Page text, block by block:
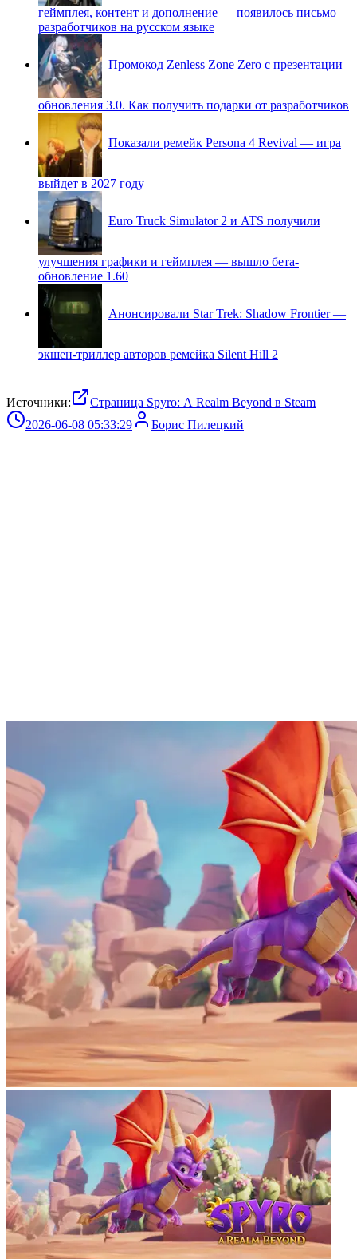
геймплея, контент и дополнение — появилось письмо
разработчиков на русском языке
Промокод Zenless Zone Zero с презентации
обновления 3.0. Как получить подарки от разработчиков
Показали ремейк Persona 4 Revival — игра
выйдет в 2027 году
Euro Truck Simulator 2 и ATS получили
улучшения графики и геймплея — вышло бета-
обновление 1.60
Анонсировали Star Trek: Shadow Frontier —
экшен-триллер авторов ремейка Silent Hill 2
Источники:
Страница Spyro: A Realm Beyond в Steam
2026-06-08 05:33:29
Борис Пилецкий